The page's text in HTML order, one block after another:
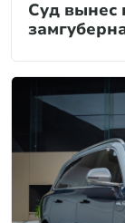
Суд вынес